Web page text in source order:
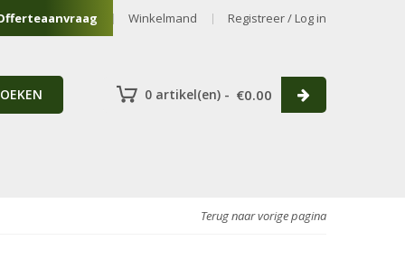
Winkelmand Registreer / Log in
0 artikel(en) - €0.00
Terug naar vorige pagina